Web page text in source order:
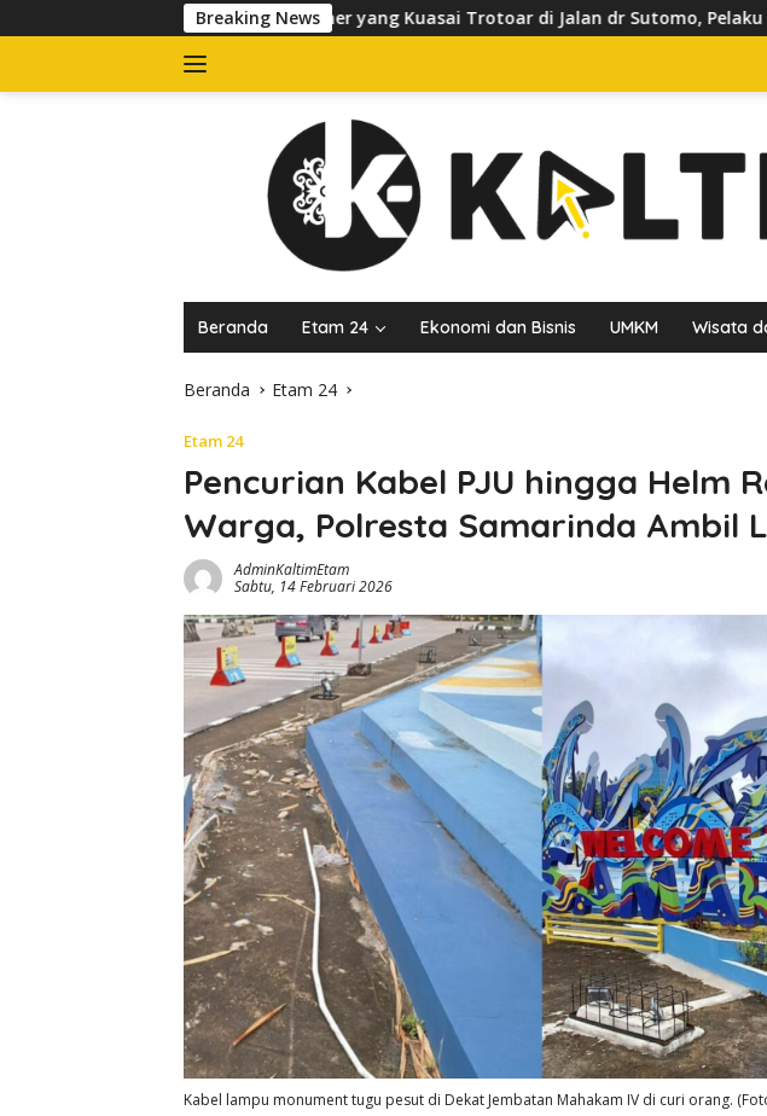
ke
Breaking News
Banner yang Kuasai Trotoar di Jalan dr Sutomo, Pelaku Usaha Diingatkan
Beranda Etam 24 Ekonomi dan Bisnis UMKM Wisata
Beranda Etam 24
Etam 24
Pencurian Kabel PJU hingga Helm
Warga, Polresta Samarinda Ambil
AdminKaltimEtam
Sabtu, 14 Februari 2026
Kabel lampu monument tugu pesut di Dekat Jembatan Mahakam IV di curi orang.